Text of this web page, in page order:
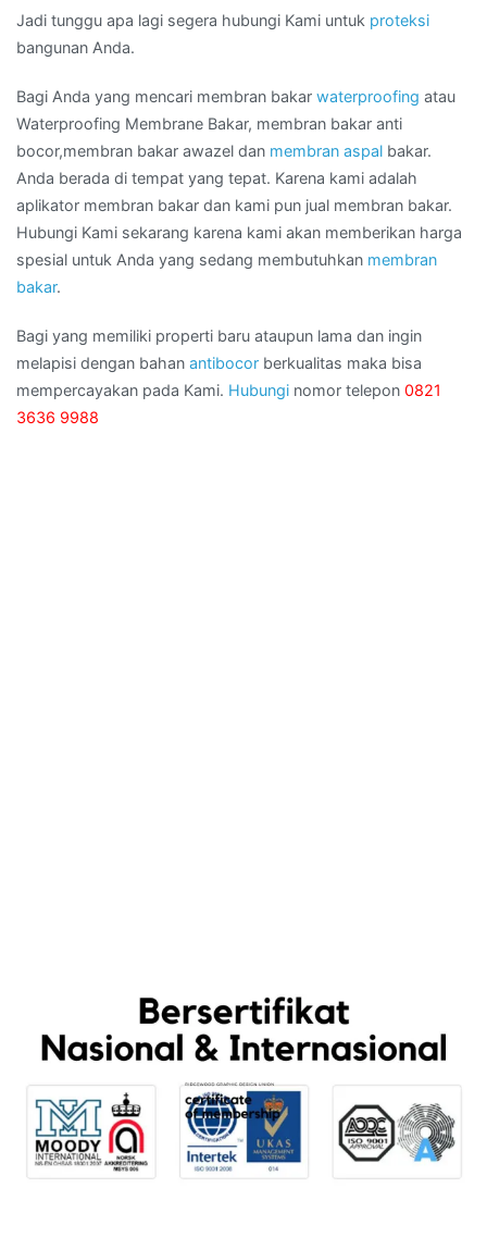
Jadi tunggu apa lagi segera hubungi Kami untuk proteksi
bangunan Anda.
Bagi Anda yang mencari membran bakar waterproofing atau
Waterproofing Membrane Bakar, membran bakar anti
bocor,membran bakar awazel dan membran aspal bakar.
Anda berada di tempat yang tepat. Karena kami adalah
aplikator membran bakar dan kami pun jual membran bakar.
Hubungi Kami sekarang karena kami akan memberikan harga
spesial untuk Anda yang sedang membutuhkan membran
bakar.
Bagi yang memiliki properti baru ataupun lama dan ingin
melapisi dengan bahan antibocor berkualitas maka bisa
mempercayakan pada Kami. Hubungi nomor telepon 0821
3636 9988